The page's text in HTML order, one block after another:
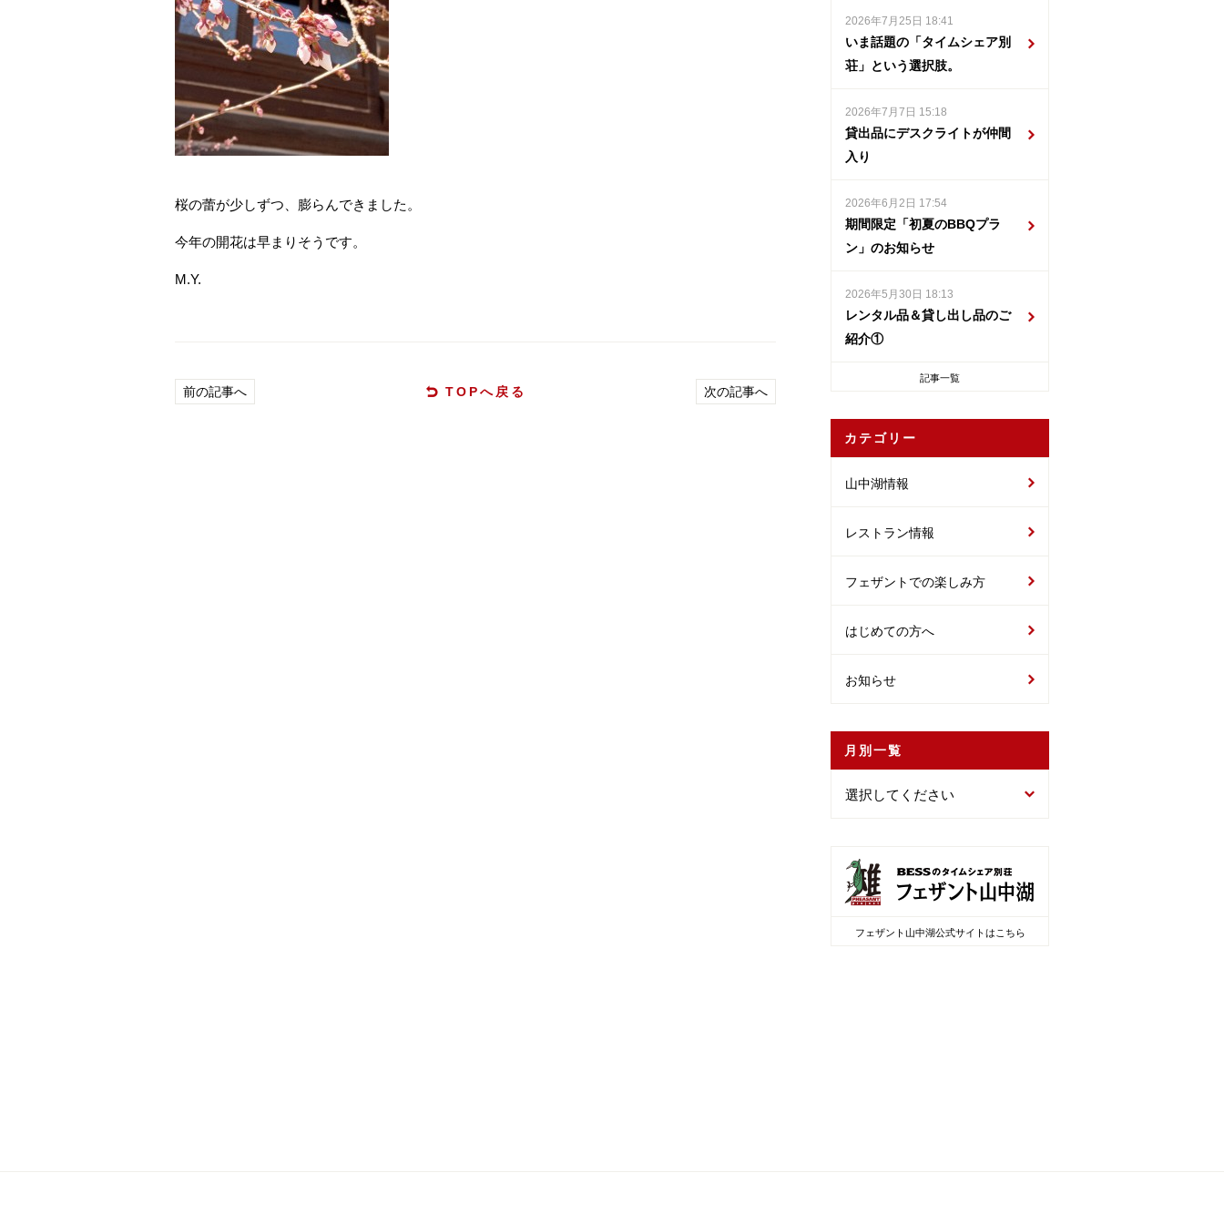
桜の蕾が少しずつ、膨らんできました。
今年の開花は早まりそうです。
M.Y.
前の記事へ TOPへ戻る 次の記事へ
2026年7月25日 18:41
いま話題の「タイムシェア別
荘」という選択肢。
2026年7月7日 15:18
貸出品にデスクライトが仲間
入り
2026年6月2日 17:54
期間限定「初夏のBBQプラ
ン」のお知らせ
2026年5月30日 18:13
レンタル品＆貸し出し品のご
紹介①
記事一覧
カテゴリー
山中湖情報
レストラン情報
フェザントでの楽しみ方
はじめての方へ
お知らせ
月別一覧
フェザント山中湖公式サイトはこちら